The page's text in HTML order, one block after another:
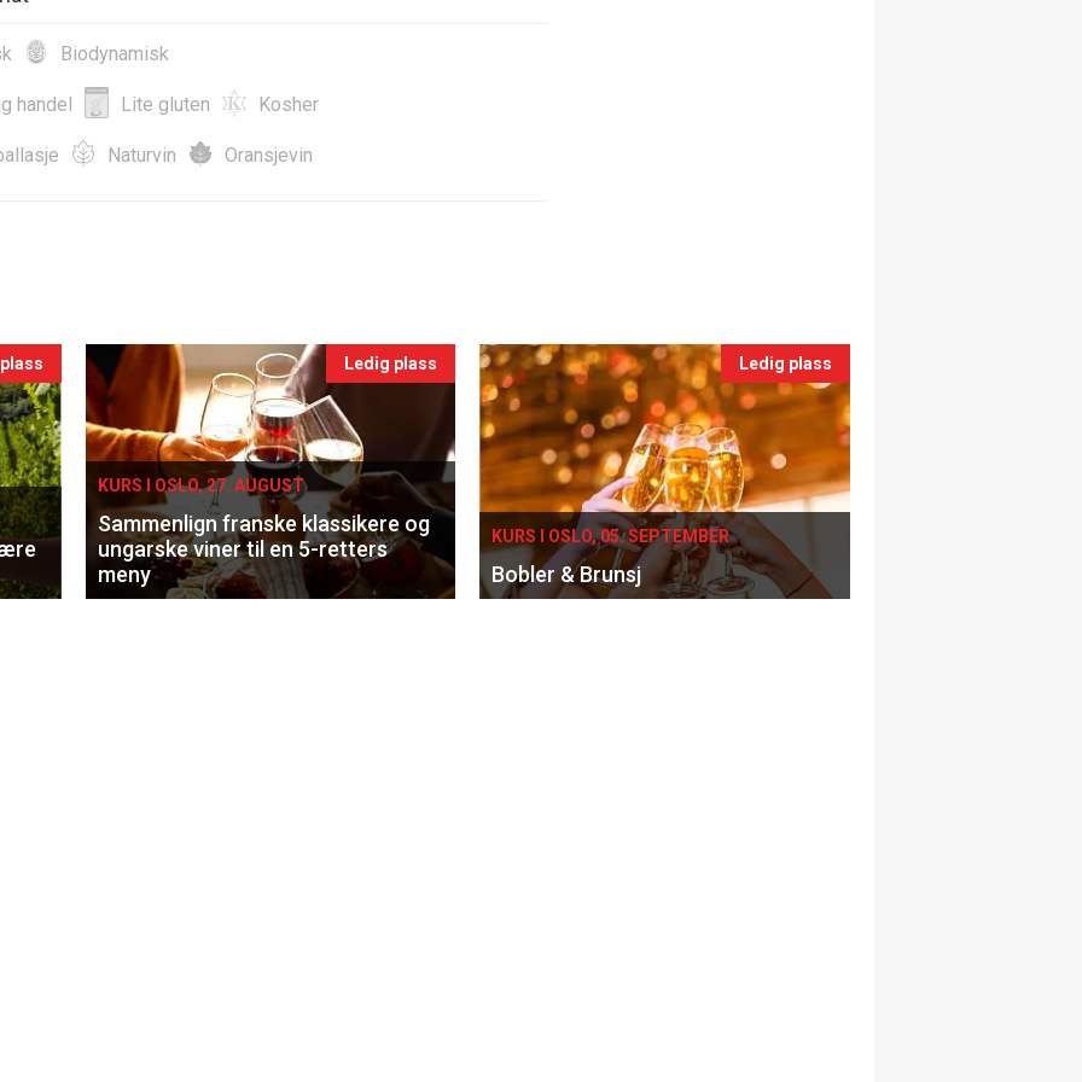
Biodynamisk
handel Lite gluten Kosher
Naturvin Oransjevin
Ledig plass
KURS I OSLO, 27. AUGUST
Sammenlign franske klassikere og
ungarske viner til en 5-retters
meny
Ledig plass
KURS I OSLO, 05. SEPTEMBER
Bobler & Brunsj